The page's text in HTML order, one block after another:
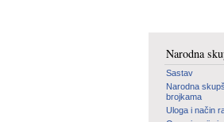
Narodna
Sastav
Narodna
brojkama
Uloga i način